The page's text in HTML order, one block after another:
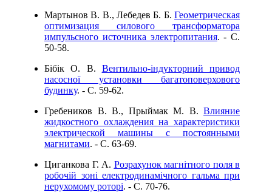
Мартынов В. В., Лебедев Б. Б. Геометрическая
оптимизация силового трансформатора
импульсного источника электропитания. - C.
50-58.
Бібік О. В. Вентильно-індукторний привод
насосної установки багатоповерхового
будинку. - C. 59-62.
Гребеников В. В., Прыймак М. В. Влияние
жидкостного охлаждения на характеристики
электрической машины с постоянными
магнитами. - C. 63-69.
Циганкова Г. А. Розрахунок магнітного поля в
робочій зоні електродинамічного гальма при
нерухомому роторі. - C. 70-76.